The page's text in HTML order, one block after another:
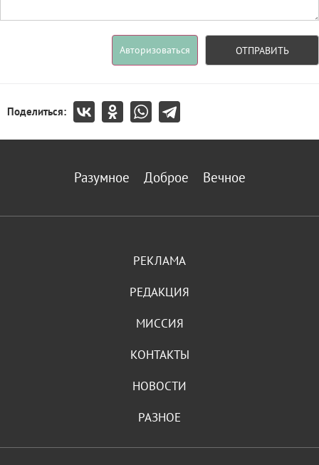
Авторизоваться ОТПРАВИТЬ
Поделиться:
Разумное Доброе Вечное
РЕКЛАМА
РЕДАКЦИЯ
МИССИЯ
КОНТАКТЫ
НОВОСТИ
РАЗНОЕ